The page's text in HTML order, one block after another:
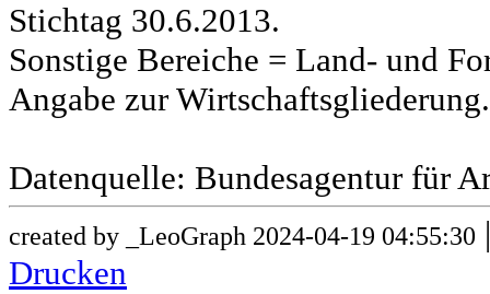
Stichtag 30.6.2013.
Sonstige Bereiche = Land- und
Angabe zur Wirtschaftsgliederung.
Datenquelle: Bundesagentur für
created by _LeoGraph 2024-04-19 04:55:30
Drucken